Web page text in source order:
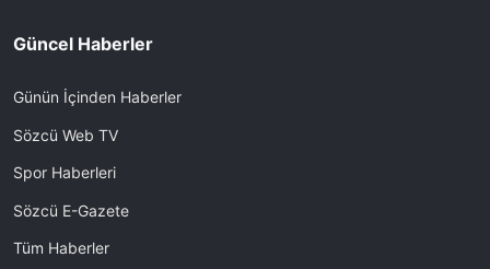
Güncel Haberler
Günün İçinden Haberler
Sözcü Web TV
Spor Haberleri
Sözcü E-Gazete
Tüm Haberler